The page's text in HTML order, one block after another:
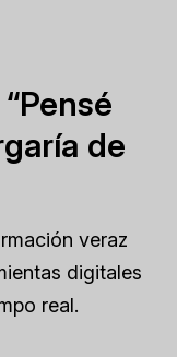
de
veraz
digitales
real.